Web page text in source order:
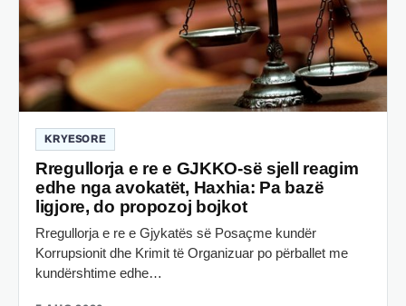
KRYESORE
Rregullorja e re e GJKKO-së sjell reagim
edhe nga avokatët, Haxhia: Pa bazë
ligjore, do propozoj bojkot
Rregullorja e re e Gjykatës së Posaçme kundër
Korrupsionit dhe Krimit të Organizuar po përballet me
kundërshtime edhe…